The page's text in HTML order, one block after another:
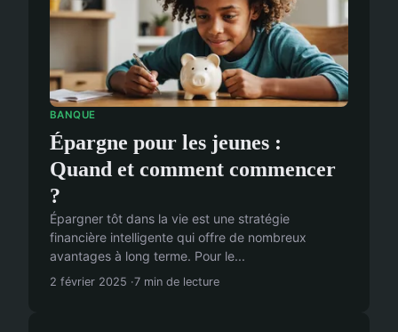
BANQUE
Épargne pour les jeunes :
Quand et comment commencer
?
Épargner tôt dans la vie est une stratégie
financière intelligente qui offre de nombreux
avantages à long terme. Pour le...
2 février 2025 7 min de lecture